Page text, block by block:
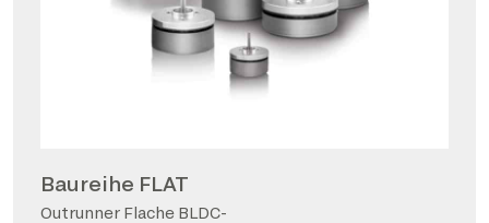
Baureihe FLAT
Outrunner Flache BLDC-